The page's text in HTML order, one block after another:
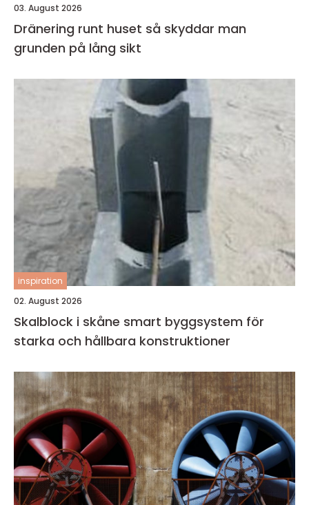
03. August 2026
Dränering runt huset så skyddar man
grunden på lång sikt
inspiration
02. August 2026
Skalblock i skåne smart byggsystem för
starka och hållbara konstruktioner